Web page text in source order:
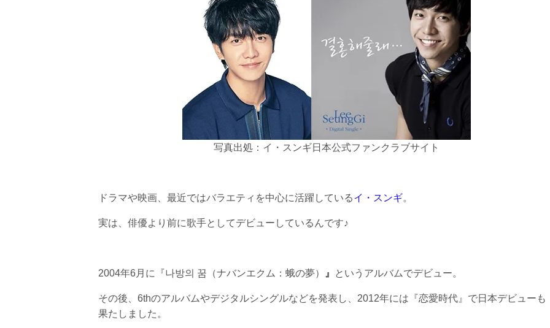
写真出処：イ・スンギ日本公式ファンクラブサイト
ドラマや映画、最近ではバラエティを中心に活躍しているイ・スンギ。
実は、俳優より前に歌手としてデビューしているんです♪
2004年6月に『나방의 꿈（ナバンエクム：蛾の夢） 』 というアルバムでデビュー。
その後、6thのアルバムやデジタルシングルなどを発表し、2012年には『恋愛時代』で日本デビューも
果たしました。